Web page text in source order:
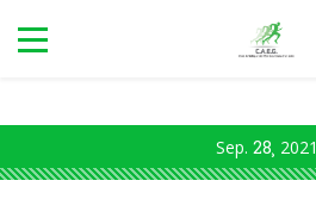
Sep. 28 2021